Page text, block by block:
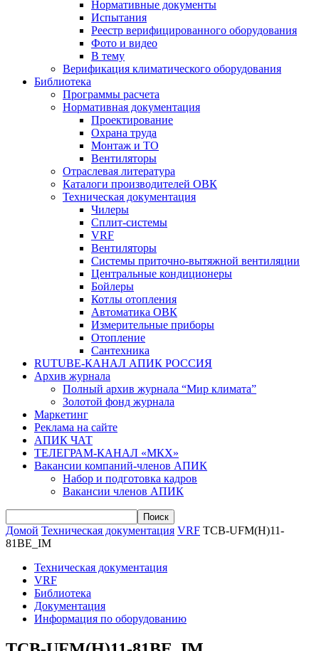
Нормативные документы
Испытания
Реестр верифицированного оборудования
Фото и видео
В тему
Верификация климатического оборудования
Библиотека
Программы расчета
Нормативная документация
Проектирование
Охрана труда
Монтаж и ТО
Вентиляторы
Отраслевая литература
Каталоги производителей ОВК
Техническая документация
Чилеры
Сплит-системы
VRF
Вентиляторы
Системы приточно-вытяжной вентиляции
Центральные кондиционеры
Бойлеры
Котлы отопления
Автоматика ОВК
Измерительные приборы
Отопление
Сантехника
RUTUBE-КАНАЛ АПИК РОССИЯ
Архив журнала
Полный архив журнала “Мир климата”
Золотой фонд журнала
Маркетинг
Реклама на сайте
АПИК ЧАТ
ТЕЛЕГРАМ-КАНАЛ «МКХ»
Вакансии компаний-членов АПИК
Набор и подготовка кадров
Вакансии членов АПИК
Домой Техническая документация VRF TCB-UFM(H)11-
81BE_IM
Техническая документация
VRF
Библиотека
Документация
Информация по оборудованию